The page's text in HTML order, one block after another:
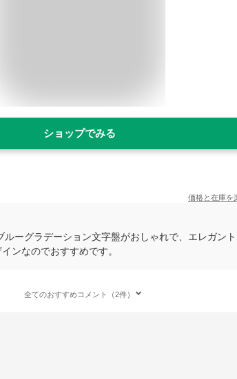
ショップでみる
価格と在庫を
ルーグラデーション文字盤がおしゃれで、エレガン
ンなのでおすすめです。
全てのおすすめコメント（2件）